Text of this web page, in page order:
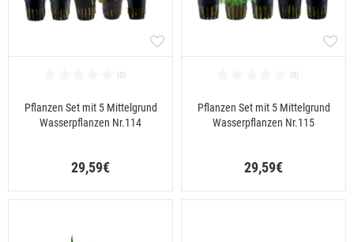
Pflanzen Set mit 5 Mittelgrund
Wasserpflanzen Nr.114
29,59€
Pflanzen Set mit 5 Mittelgrund
Wasserpflanzen Nr.115
29,59€